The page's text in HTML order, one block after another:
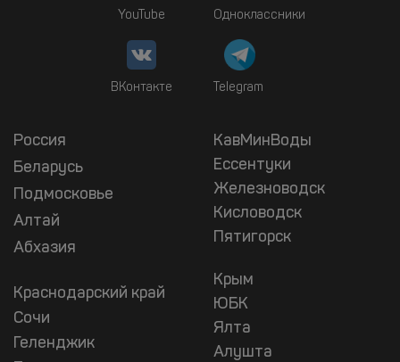
YouTube Одноклассники
ВКонтакте Telegram
Россия
Беларусь
Подмосковье
Алтай
Абхазия
Краснодарский край
Сочи
Геленджик
КавМинВоды
Ессентуки
Железноводск
Кисловодск
Пятигорск
Крым
ЮБК
Ялта
Алушта